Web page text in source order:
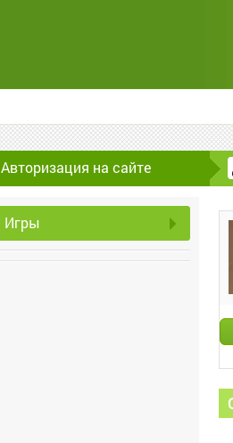
Авторизация на сайте
Игры